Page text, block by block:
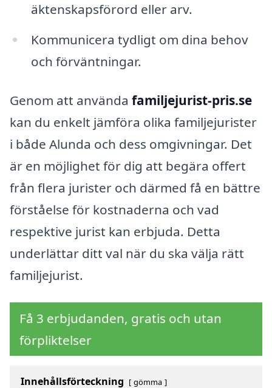
äktenskapsförord eller arv.
Kommunicera tydligt om dina behov
och förväntningar.
Genom att använda familjejurist-pris.se
kan du enkelt jämföra olika familjejurister
i både Alunda och dess omgivningar. Det
är en möjlighet för dig att begära offert
från flera jurister och därmed få en bättre
förståelse för kostnaderna och vad
respektive jurist kan erbjuda. Detta
underlättar ditt val när du ska välja rätt
familjejurist.
Få 3 erbjudanden, gratis och utan
förpliktelser
Innehållsförteckning gömma